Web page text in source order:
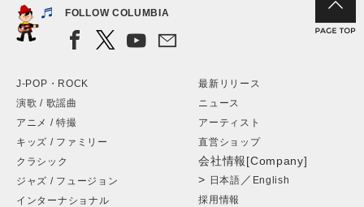
FOLLOW COLUMBIA
J-POP・ROCK
演歌 / 歌謡曲
アニメ / 特撮
キッズ / ファミリー
クラシック
ジャズ / フュージョン
インターナショナル
最新リリース
ニュース
アーティスト
直営ショップ
会社情報[Company]
> 日本語 ／ English
採用情報